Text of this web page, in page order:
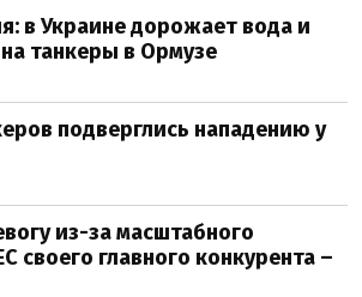
в Украине дорожает вода и
танкеры в Ормузе
подверглись нападению у
из-за масштабного
своего главного конкурента –